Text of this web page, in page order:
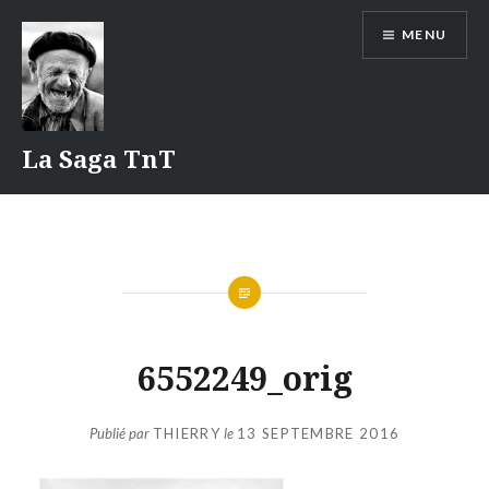
contenu
La Saga TnT
MENU
6552249_orig
Publié par THIERRYle 13 SEPTEMBRE 2016